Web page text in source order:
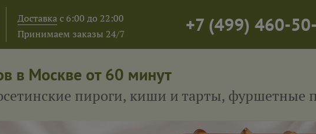
Доставкас 6:00 до 22:00
Принимаем заказы 24/7
+7(499) 460-
в Москве от 60 минут
пироги, киши и тарты, фуршетные